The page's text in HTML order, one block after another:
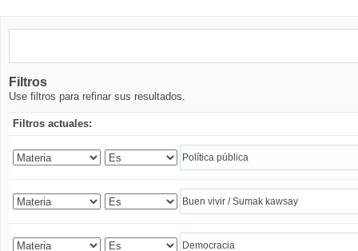
Filtros
Use filtros para refinar sus resultados.
Filtros actuales: